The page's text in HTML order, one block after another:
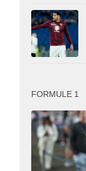
FORMULE 1